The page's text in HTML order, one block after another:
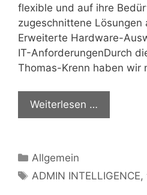
flexible und auf ihre
zugeschnittene Lösungen
Erweiterte Hardware-
IT-AnforderungenDurch
Thomas-Krenn haben wir
Weiterlesen …
Kategorien
Allgemein
Schlagwörter
ADMIN INTELLIGENCE,